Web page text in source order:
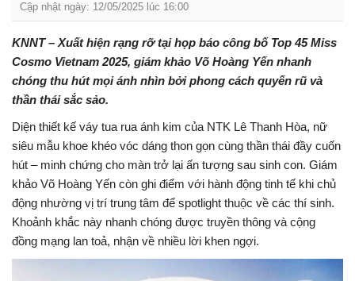
Cập nhật ngày: 12/05/2025 lúc 16:00
KNNT – Xuất hiện rạng rỡ tại họp báo công bố Top 45 Miss
Cosmo Vietnam 2025, giám khảo Võ Hoàng Yến nhanh
chóng thu hút mọi ánh nhìn bởi phong cách quyến rũ và
thần thái sắc sảo.
Diện thiết kế váy tua rua ánh kim của NTK Lê Thanh Hòa, nữ
siêu mẫu khoe khéo vóc dáng thon gọn cùng thần thái đầy cuốn
hút – minh chứng cho màn trở lại ấn tượng sau sinh con. Giám
khảo Võ Hoàng Yến còn ghi điểm với hành động tinh tế khi chủ
động nhường vị trí trung tâm để spotlight thuộc về các thí sinh.
Khoảnh khắc này nhanh chóng được truyền thông và cộng
đồng mạng lan toả, nhận về nhiều lời khen ngợi.